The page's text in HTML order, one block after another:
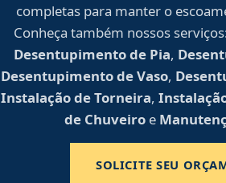
completas para manter o
Conheça também nossos
Desentupimento de Pia,
Desentupimento de Vaso,
Instalação de Torneira,
de Chuveiro e
SOLICITE SEU